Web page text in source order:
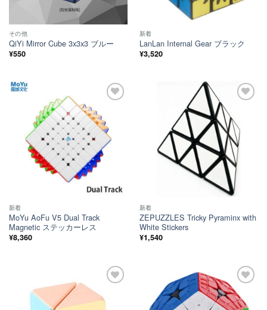
その他
QiYi Mirror Cube 3x3x3 ブルー
¥550
新着
LanLan Internal Gear ブラック
¥3,520
新着
MoYu AoFu V5 Dual Track
Magnetic ステッカーレス
¥8,360
新着
ZEPUZZLES Tricky Pyraminx with
White Stickers
¥1,540
い！